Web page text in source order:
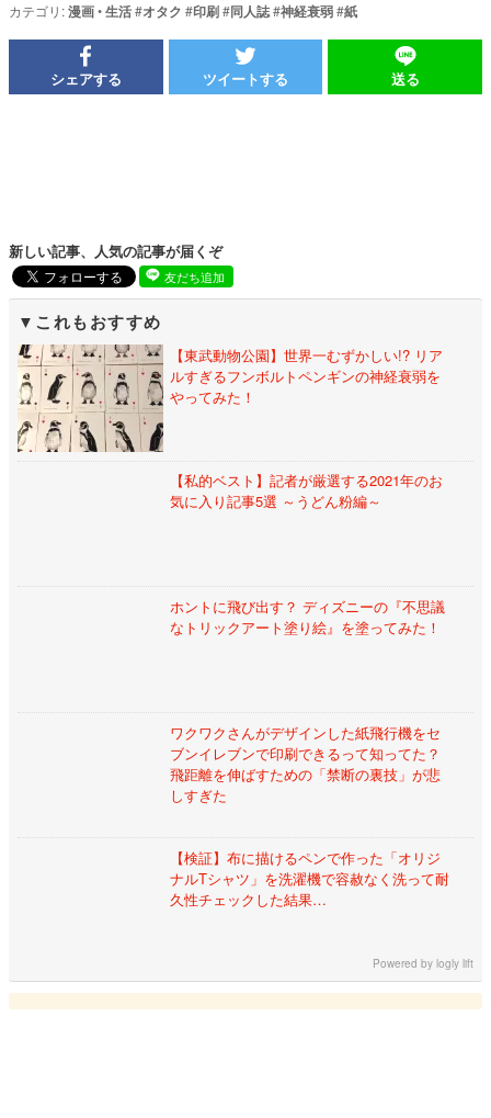
カテゴリ:漫画•生活#オタク #印刷#同人誌#神経衰弱#紙
シェアする ツイートする 送る
新しい記事、人気の記事が届くぞ
友だち追加
これもおすすめ
【東武動物公園】世界一むずかしい!? リア
ルすぎるフンボルトペンギンの神経衰弱を
やってみた！
【私的ベスト】記者が厳選する2021年のお
気に入り記事5選 ～うどん粉編～
ホントに飛び出す？ ディズニーの『不思議
なトリックアート塗り絵』を塗ってみた！
ワクワクさんがデザインした紙飛行機をセ
ブンイレブンで印刷できるって知ってた？
飛距離を伸ばすための「禁断の裏技」が悲
しすぎた
【検証】布に描けるペンで作った「オリジ
ナルTシャツ」を洗濯機で容赦なく洗って耐
久性チェックした結果…
Powered bylogly lift